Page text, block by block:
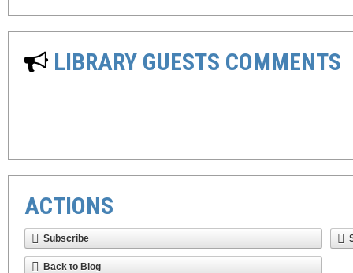
LIBRARY GUESTS COMMENTS
ACTIONS
Subscribe
Back to Blog